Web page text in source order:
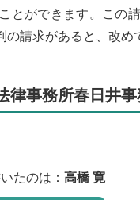
とができます。この
請求があると、改め
事務所春日井事
たのは： 高橋 寛